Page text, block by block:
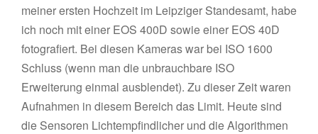
meiner ersten Hochzeit im Leipziger Standesamt, habe
ich noch mit einer EOS 400D sowie einer EOS 40D
fotografiert. Bei diesen Kameras war bei ISO 1600
Schluss (wenn man die unbrauchbare ISO
Erweiterung einmal ausblendet). Zu dieser Zeit waren
Aufnahmen in diesem Bereich das Limit. Heute sind
die Sensoren Lichtempfindlicher und die Algorithmen